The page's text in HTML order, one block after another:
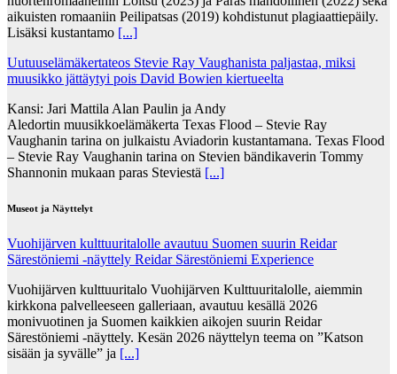
aikuisten romaaniin Peilipatsas (2019) kohdistunut plagiaattiepäily.
Lisäksi kustantamo [...]
Uutuuselämäkertateos Stevie Ray Vaughanista paljastaa, miksi
muusikko jättäytyi pois David Bowien kiertueelta
Kansi: Jari Mattila Alan Paulin ja Andy
Aledortin muusikkoelämäkerta Texas Flood – Stevie Ray
Vaughanin tarina on julkaistu Aviadorin kustantamana. Texas Flood
– Stevie Ray Vaughanin tarina on Stevien bändikaverin Tommy
Shannonin mukaan paras Steviestä [...]
Museot ja Näyttelyt
Vuohijärven kulttuuritalolle avautuu Suomen suurin Reidar
Särestöniemi -näyttely Reidar Särestöniemi Experience
Vuohijärven kulttuuritalo Vuohijärven Kulttuuritalolle, aiemmin
kirkkona palvelleeseen galleriaan, avautuu kesällä 2026
monivuotinen ja Suomen kaikkien aikojen suurin Reidar
Särestöniemi -näyttely. Kesän 2026 näyttelyn teema on ”Katson
sisään ja syvälle” ja [...]